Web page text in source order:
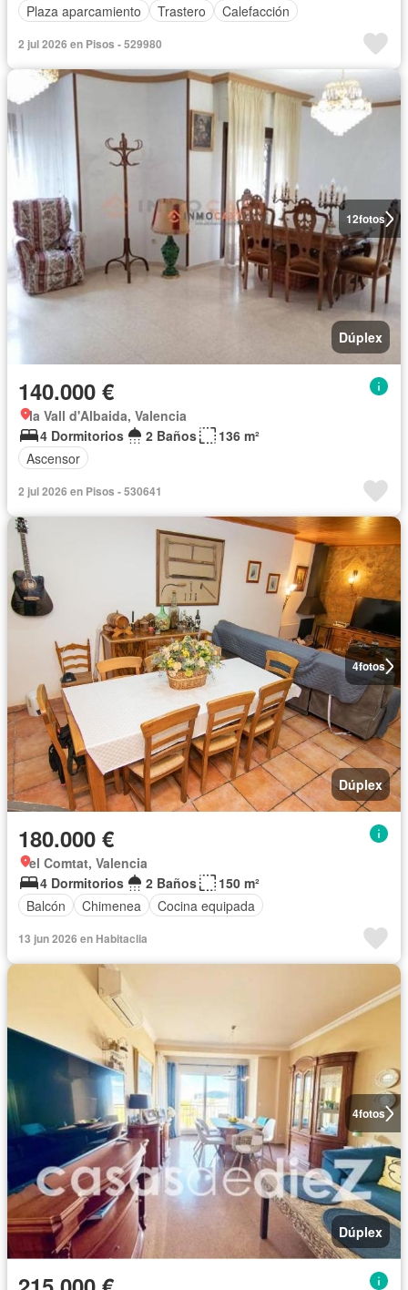
Plaza aparcamiento
Trastero Calefacción
2 jul 2026 en Pisos - 529980
12fotos
Dúplex
140.000 €
la Vall d'Albaida, Valencia
4 Dormitorios
2 Baños
136 m²
Ascensor
2 jul 2026 en Pisos - 530641
4fotos
Dúplex
180.000 €
el Comtat, Valencia
4 Dormitorios
2 Baños
150 m²
Balcón
Chimenea Cocina equipada
13 jun 2026 en Habitaclia
4fotos
Dúplex